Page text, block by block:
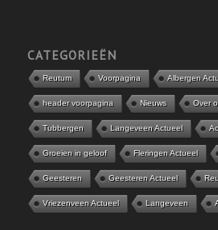
CATEGORIEËN
Reutum Voorpagina Albergen
header voorpagina Nieuws Over
Tubbergen Langeveen Actueel
Groeien in geloof Fleringen Actueel
Geesteren Geesteren Actueel
Vriezenveen Actueel Langeveen